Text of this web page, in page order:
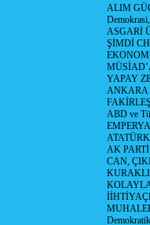
ALIM
ASGARİ
ŞİMDİ
YAPAY
ANKARA
ABD ve
AK PARTİ
CAN,